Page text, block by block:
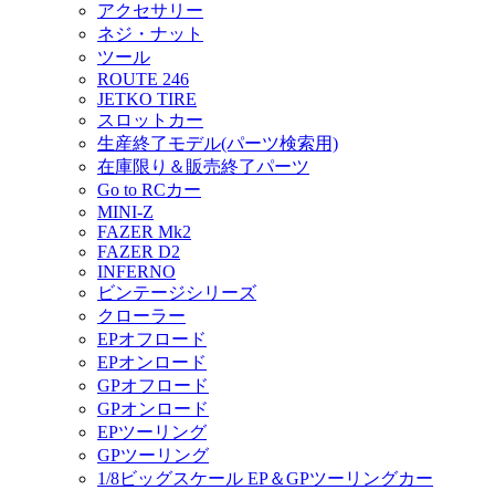
アクセサリー
ネジ・ナット
ツール
ROUTE 246
JETKO TIRE
スロットカー
生産終了モデル(パーツ検索用)
在庫限り＆販売終了パーツ
Go to RCカー
MINI-Z
FAZER Mk2
FAZER D2
INFERNO
ビンテージシリーズ
クローラー
EPオフロード
EPオンロード
GPオフロード
GPオンロード
EPツーリング
GPツーリング
1/8ビッグスケール EP＆GPツーリングカー